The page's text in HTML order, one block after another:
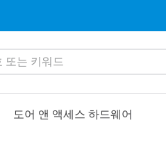
는 키워드
도어 앤 액세스 하드웨어